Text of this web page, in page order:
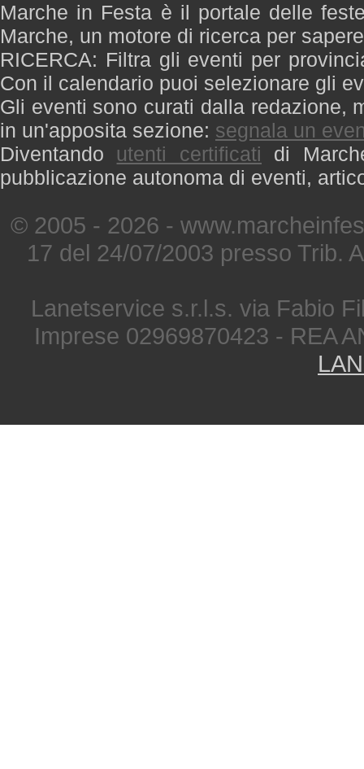
Marche in Festa è il portale delle
Marche, un motore di ricerca per
RICERCA: Filtra gli eventi per
Con il calendario puoi selezionare gli
Gli eventi sono curati dalla redazione,
in un'apposita sezione: segnala un
Diventando utenti certificati di
pubblicazione autonoma di eventi,
© 2005 - 2026 -
17 del 24/07/2003 presso Trib.
Lanetservice s.r.l.s. via Fabio
Imprese 02969870423 - REA